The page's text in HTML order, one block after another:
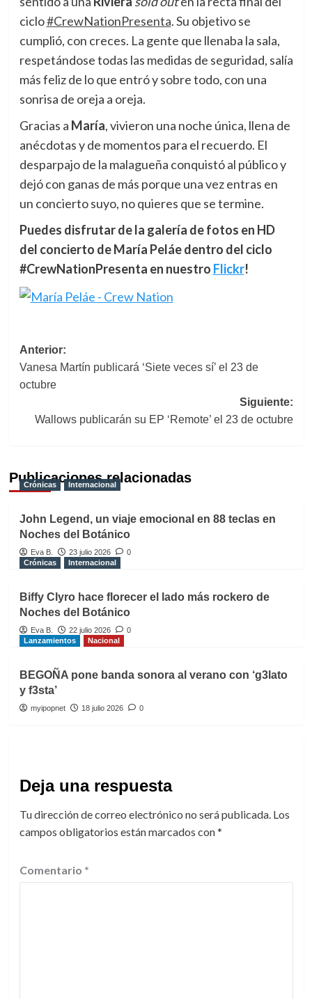
ciclo#CrewNationPresenta.Su objetivo se
cumplió, con creces. La gente que llenaba la sala,
respetándose todas las medidas de seguridad, salía
más feliz de lo que entró y sobre todo, con una
sonrisa de oreja a oreja.
Gracias a María, vivieron una noche única, llena de
anécdotas y de momentos para el recuerdo. El
desparpajo de la malagueña conquistó al público y
dejó con ganas de más porque una vez entras en
un concierto suyo, no quieres que se termine.
Puedes disfrutar de la galería de fotos en HD
del concierto de María Peláe dentro del ciclo
#CrewNationPresenta en nuestro Flickr!
Navegación
de
Anterior:
Vanesa Martín publicará ‘Siete veces sí’ el 23 de
octubre
Siguiente:
Wallows publicarán su EP ‘Remote’ el 23 de octubre
Publicaciones relacionadas
Crónicas Internacional
John Legend, un viaje emocional en 88 teclas en
Noches del Botánico
Eva B. 23 julio 2026
0
Crónicas
Internacional
Biffy Clyro hace florecer el lado más rockero de
Noches del Botánico
Eva B. 22 julio 2026
0
Lanzamientos
Nacional
BEGOÑA pone banda sonora al verano con ‘g3lato
y f3sta’
myipopnet 18 julio 2026 0
Deja una respuesta
Tu dirección de correo electrónico no será publicada. Los
campos obligatorios están marcados con*
Comentario *